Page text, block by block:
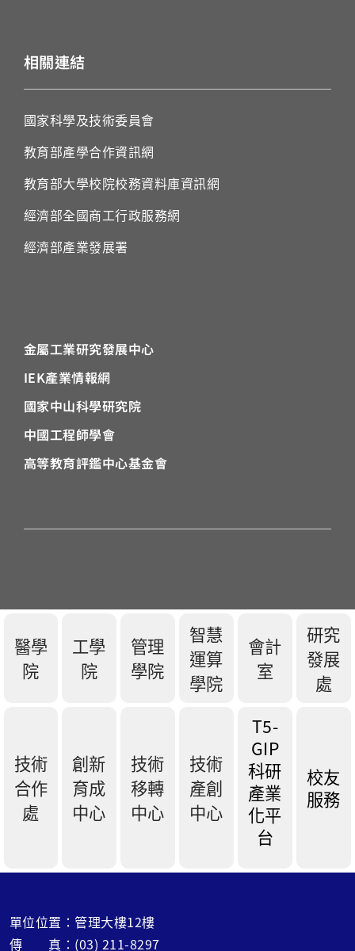
相關連結
國家科學及技術委員會
教育部產學合作資訊網
教育部大學校院校務資料庫資訊網
經濟部全國商工行政服務網
經濟部產業發展署
金屬工業研究發展中心
IEK產業情報網
國家中山科學研究院
中國工程師學會
高等教育評鑑中心基金會
醫學
院
工學
院
管理
學院
智慧
運算
學院
會計
室
研究
發展
處
技術
合作
處
創新
育成
中心
技術
移轉
中心
技術
產創
中心
T5-
GIP
科研
產業
化平
台
校友
服務
單位位置：管理大樓12樓
傳 真：(03) 211-8297